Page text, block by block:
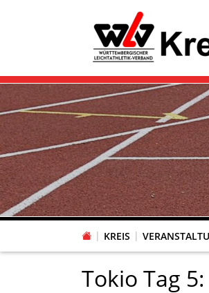
KREIS
Tokio Tag